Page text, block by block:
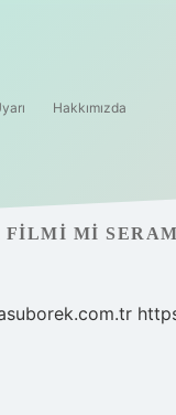
Hakkımızda
FILMI MI